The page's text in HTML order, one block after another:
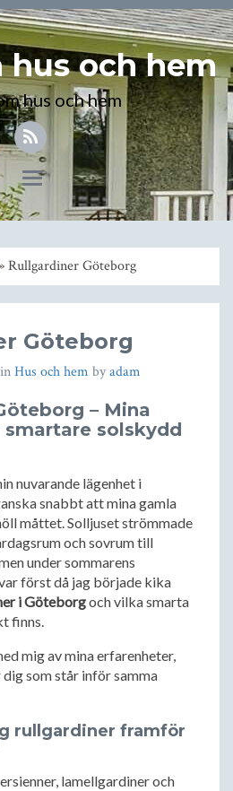
och hem
hus och hem
Toggle
navigation
Rullgardiner Göteborg
Göteborg
Hus och hem byadam
– Mina
solskydd
nuvarande lägenhet i
snabbt att mina gamla
måttet. Solljuset strömmade
och sovrum till
under sommarens
först då jag började kika
i Göteborgoch vilka smarta
finns.
mig av mina erfarenheter,
som står inför samma
rullgardiner framför
lamellgardiner och